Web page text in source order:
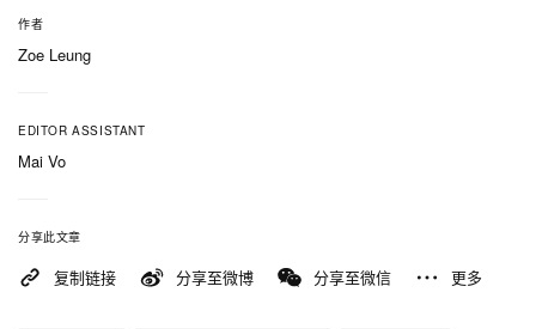
尖端材料开发的前瞻姿态，这款 Weekend Bag 采用
菌丝皮革打造——一种高级、极具创新性且环保的传
「NATURA」系列将自 5 月 29 日起正式发售，率先
方Webstore 官网上线
作者
Zoe Leung
EDITOR ASSISTANT
Mai Vo
分享此文章
复制链接 分享至微博 分享至微信 更多